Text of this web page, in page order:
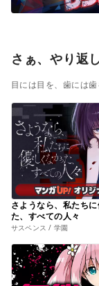
さぁ、やり返
目には目を、歯には
さようなら、私たち
た、すべての人々
サスペンス / 学園